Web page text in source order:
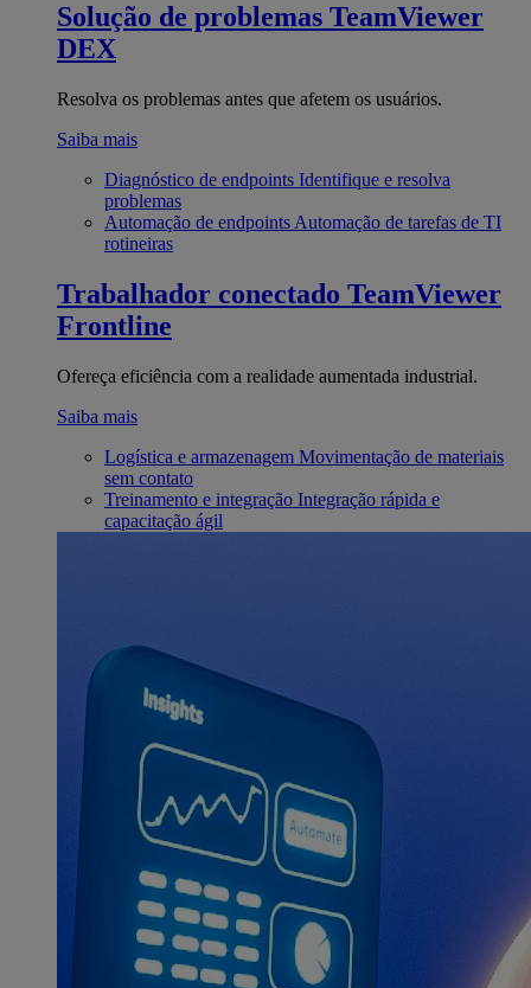
Solução de problemas TeamViewer
DEX
Resolva os problemas antes que afetem os usuários.
Saiba mais
Diagnóstico de endpoints Identifique e resolva
problemas
Automação de endpoints Automação de tarefas de TI
rotineiras
Trabalhador conectado TeamViewer
Frontline
Ofereça eficiência com a realidade aumentada industrial.
Saiba mais
Logística e armazenagem Movimentação de materiais
sem contato
Treinamento e integração Integração rápida e
capacitação ágil